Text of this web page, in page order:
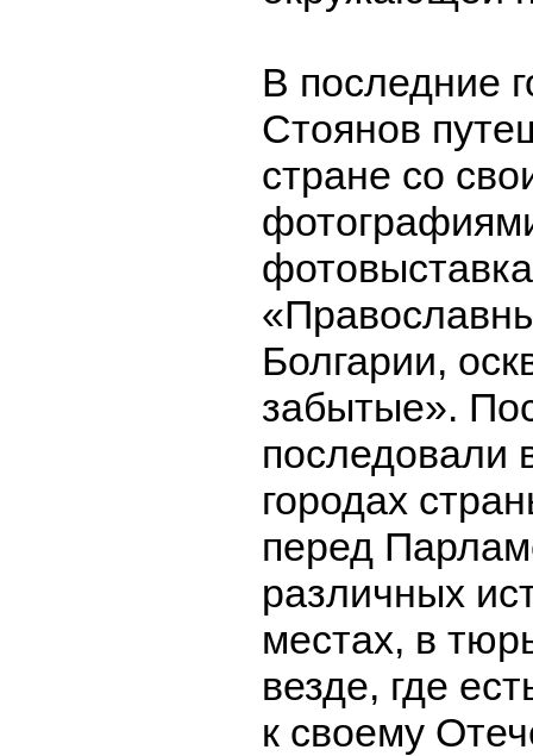
В последние
Стоянов
стране со
Болгарии,
забытые».
последовали
городах
перед
различных
местах, в
везде, где
к своему